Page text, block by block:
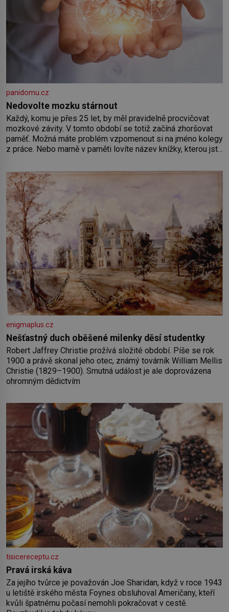
panidomu.cz
Nedovolte mozku stárnout
Každý, komu je přes 25 let, by měl pravidelně procvičovat
mozkové závity. V tomto období se totiž začíná zhoršovat
paměť. Možná máte problém vzpomenout si na jméno kolegy
z práce. Nebo marně v paměti lovíte název knížky, kterou jste
paměť rozhodla stávkovat. Cvičte
enigmaplus.cz
Nešťastný duch oběšené milenky děsí studentky
Robert Jaffrey Christie prožívá složité období. Píše se rok
1900 a právě skonal jeho otec, známý továrník William Mellis
Christie (1829–1900). Smutná událost je ale doprovázena
ohromným dědictvím
tisicereceptu.cz
Pravá irská káva
Za jejího tvůrce je považován Joe Sharidan, když v roce 1943
u letiště irského města Foynes obsluhoval Američany, kteří
kvůli špatnému počasí nemohli pokračovat v cestě.